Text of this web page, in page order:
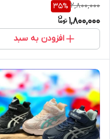
2,800,000
35%
1,800,000
افزودن به سبد